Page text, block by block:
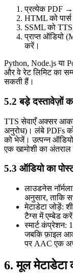
प्रत्येक PDF
HTML को
SSML को
प्राप्त ऑडियो
करें।
Python, Node.js या
और वे रेट लिमिट का
सकती हैं।
5.2 बड़े दस्तावेज़ों
TTS सेवाएँ अक्सर
अनुरोध)। लंबे PDFs
को भेजें। उत्पन्न
एक खामोशी का
5.3 ऑडियो का
लाउडनेस
अनुसार, ताकि
मेटाडेटा जोड़ें:
टैग्स में एम्बेड
स्मार्ट कंप्रेशन:
जबकि फ़ाइल
पर AAC एक
6. मूल मेटाडेटा